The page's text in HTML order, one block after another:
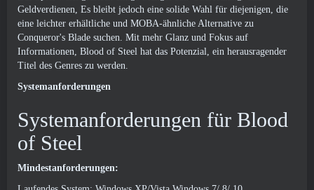
Geldverdienen, Es bleibt jedoch eine solide Wahl für diejenigen, die
eine leichter erhältliche und MOBA-ähnliche Alternative zu
Conqueror's Blade suchen. Mit mehr Glanz und Fokus auf
Informationen, Blood of Steel hat das Potenzial, ein herausragender
Titel des Genres zu werden.
Systemanforderungen
Systemanforderungen für Blood
of Steel
Mindestanforderungen: